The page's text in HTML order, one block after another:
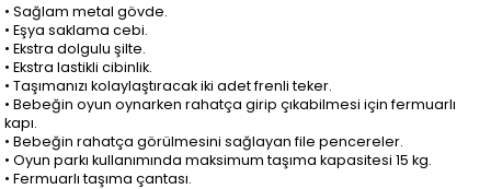
• Sağlam metal gövde.
• Eşya saklama cebi.
• Ekstra dolgulu şilte.
• Ekstra lastikli cibinlik.
• Taşımanızı kolaylaştıracak iki adet frenli teker.
• Bebeğin oyun oynarken rahatça girip çıkabilmesi için fermuarlı
kapı.
• Bebeğin rahatça görülmesini sağlayan file pencereler.
• Oyun parkı kullanımında maksimum taşıma kapasitesi 15 kg.
• Fermuarlı taşıma çantası.